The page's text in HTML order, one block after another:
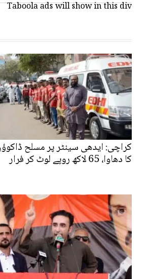
Taboola ads will show in this div
کراچی: ایدھی سینٹر پر مسلح
کا دھاوا، 65 لاکھ روپے لوٹ کر فرار